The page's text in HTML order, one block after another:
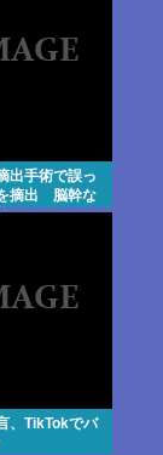
出手術で誤っ
摘出 脳幹な
に
、TikTokでバ